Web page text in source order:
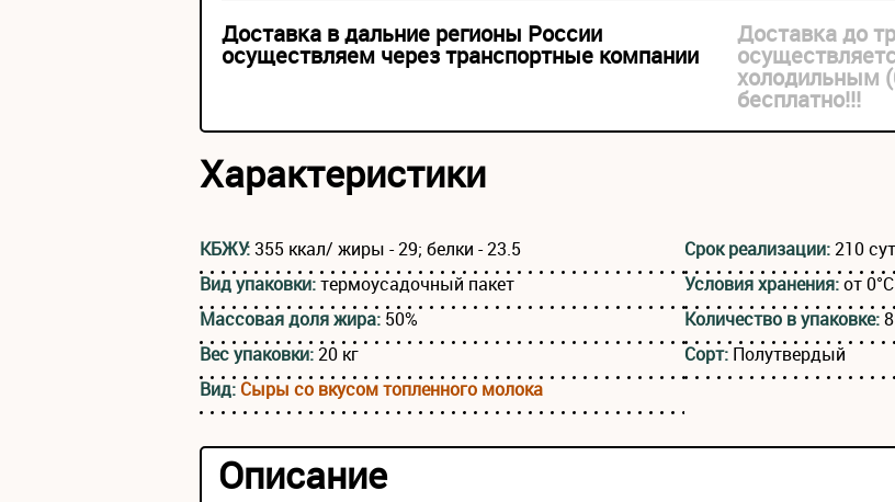
Доставка в дальние регионы России
осуществляем через транспортные компании
Доставка до
холодильным
бесплатно!!!
Характеристики
КБЖУ:355 ккал/ жиры - 29; белки - 23.5 Срок реализации:210
Вид упаковки:термоусадочный пакет Условия хранения:от
Массовая доля жира: 50% Количество в упаковке:
Вес упаковки:20 кг Сорт: Полутвердый
Вид: Сыры со вкусом топленного молока
Описание